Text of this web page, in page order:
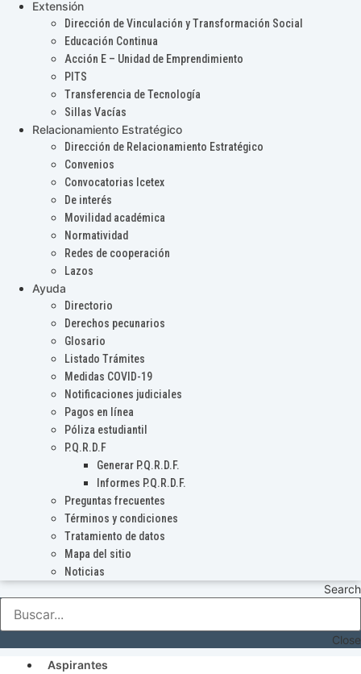
Extensión
Dirección de Vinculación y Transformación Social
Educación Continua
Acción E – Unidad de Emprendimiento
PITS
Transferencia de Tecnología
Sillas Vacías
Relacionamiento Estratégico
Dirección de Relacionamiento Estratégico
Convenios
Convocatorias Icetex
De interés
Movilidad académica
Normatividad
Redes de cooperación
Lazos
Ayuda
Directorio
Derechos pecunarios
Glosario
Listado Trámites
Medidas COVID-19
Notificaciones judiciales
Pagos en línea
Póliza estudiantil
P.Q.R.D.F
Generar P.Q.R.D.F.
Informes P.Q.R.D.F.
Preguntas frecuentes
Términos y condiciones
Tratamiento de datos
Mapa del sitio
Noticias
Search
Close
Aspirantes